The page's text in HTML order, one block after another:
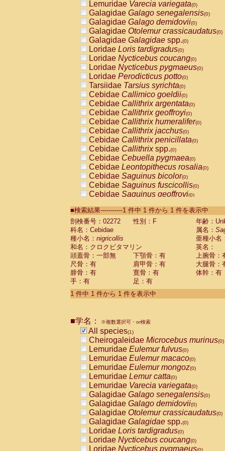
Lemuridae Varecia variegata(0)
Galagidae Galago senegalensis(0)
Galagidae Galago demidovii(0)
Galagidae Otolemur crassicaudatus(0)
Galagidae Galagidae spp.(0)
Loridae Loris tardigradus(0)
Loridae Nycticebus coucang(0)
Loridae Nycticebus pygmaeus(0)
Loridae Perodicticus potto(0)
Tarsiidae Tarsius syrichta(0)
Cebidae Callimico goeldii(0)
Cebidae Callithrix argentata(0)
Cebidae Callithrix geoffroyi(0)
Cebidae Callithrix humeralifer(0)
Cebidae Callithrix jacchus(0)
Cebidae Callithrix penicillata(0)
Cebidae Callithrixspp.(0)
Cebidae Cebuella pygmaea(0)
Cebidae Leontopithecus rosalia(0)
Cebidae Saguinus bicolor(0)
Cebidae Saguinus fuscicollis(0)
Cebidae Saguinus geoffroyi(0)
CebidaeSaguinus labiatus(0)
Cebidae Saguinus leucopus (0)
Cebidae
CebidaeSaguinus mystax
CebidaeSaguinus nigricollis (1)
Cebidae Saguinus oedipus
Cebidae Saguinus weddelli
Cebidae Saguinusspp.
Cebidae Aotus trivirgatus
Cebidae Cebus albifrons
CebidaeCebus nigrivittatus
CebidaeCebus
CebidaeSaimiri boliviensis(0)
CebidaeSaimiri sciureus(0)
AtelidaeAlouatta caraya(0)
AtelidaeAlouatta fusca(0)
AtelidaeAlouatta seniculus
AtelidaeAlouattaspp.(0)
AtelidaeAteles belzebuth(0)
AtelidaeAteles geoffroyi(0)
AtelidaeAteles paniscus(0)
AtelidaeAtelesspp.(0)
Atelidae Lagothrix lagothricha
AtelidaeLagothrix lagothricha cana
PitheciidaeCacajao calvus
■検索結果-----------1 件中 1 件から 1 件を表示中
剖検番号：02272
性別：F
年齢：
科名：Cebidae
属名：
種小名： nigricollis
亜種小名
和名：クロクビタマリン
英名：
頭蓋骨：一部無
下顎骨：有
上腕骨：
尺骨：有
肩甲骨：有
大腿骨：
腓骨：有
寛骨：有
体幹：有
手：有
足：有
1 件中 1 件から 1 件を表示中
■学名： ※複数選択可・or検索
All species(1)
Cheirogaleidae Microcebus murinus(0)
Lemuridae Eulemur fulvus(0)
Lemuridae Eulemur macaco(0)
Lemuridae Eulemur mongoz(0)
Lemuridae Lemur catta(0)
Lemuridae Varecia variegata(0)
Galagidae Galago senegalensis(0)
Galagidae Galago demidovii(0)
Galagidae Otolemur crassicaudatus(0)
Galagidae Galagidae spp.(0)
Loridae Loris tardigradus(0)
Loridae Nycticebus coucang(0)
Loridae Nycticebus pygmaeus(0)